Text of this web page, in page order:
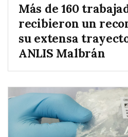
Más de 160
recibieron un
su extensa
ANLIS Malbrán